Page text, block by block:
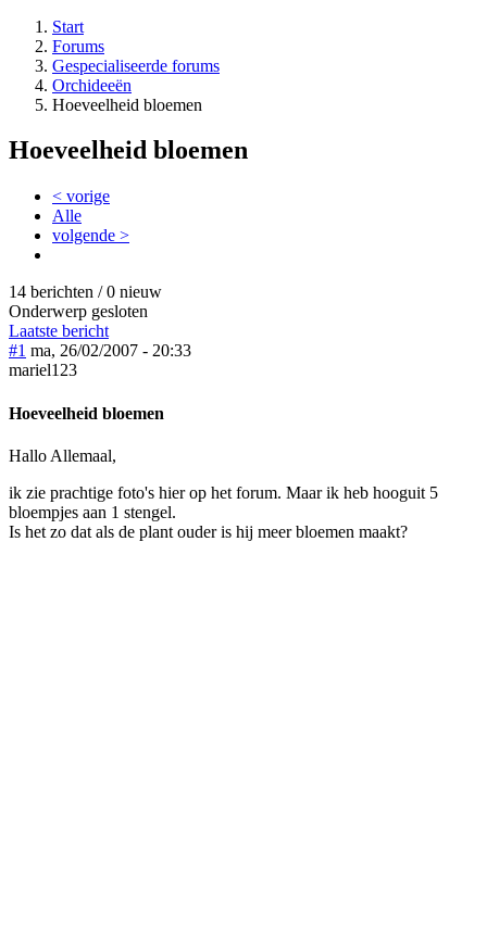
Start
Forums
Gespecialiseerde forums
Orchideeën
Hoeveelheid bloemen
Hoeveelheid bloemen
< vorige
Alle
volgende >
14 berichten / 0 nieuw
Onderwerp gesloten
Laatste bericht
#1 ma, 26/02/2007 - 20:33
mariel123
Hoeveelheid bloemen
Hallo Allemaal,
ik zie prachtige foto's hier op het forum. Maar ik heb hooguit 5
bloempjes aan 1 stengel.
Is het zo dat als de plant ouder is hij meer bloemen maakt?